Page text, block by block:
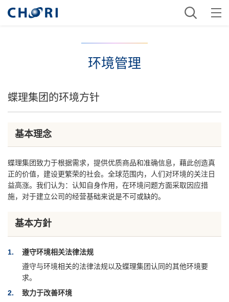
环境管理
蝶理集团的环境方针
基本理念
蝶理集团致力于根据需求，提供优质商品和准确信息，藉此创造真
正的价值，建设更繁荣的社会。全球范围内，人们对环境的关注日
益高涨。我们认为：认知自身作用，在环境问题方面采取因应措
施，对于建立公司的经营基础来说是不可或缺的。
基本方針
1
遵守环境相关法律法规
遵守与环境相关的法律法规以及蝶理集团认同的其他环境要
求。
2
致力于改善环境